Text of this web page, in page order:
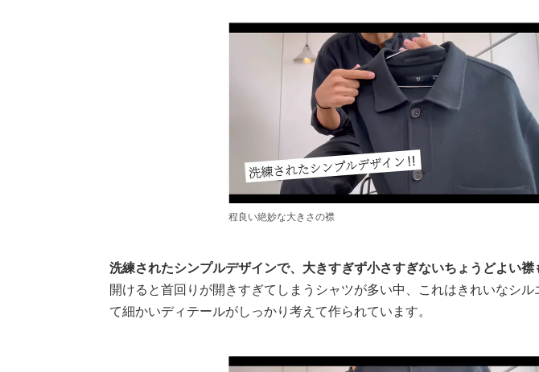
程良い絶妙な大きさの襟
洗練されたシンプルデザインで、大きすぎず小さすぎないちょうどよい襟
開けると首回りが開きすぎてしまうシャツが多い中、これはきれいなシ
て細かいディテールがしっかり考えて作られています。